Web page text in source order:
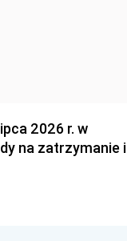
2026 r. w
na zatrzymanie i